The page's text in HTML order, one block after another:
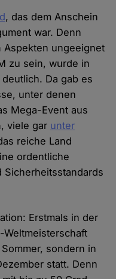
, das dem Anschein
war. Denn
Aspekten ungeeignet
zu sein, wurde in
Da gab es
unter denen
Mega-Event aus
viele gar unter
reiche Land
ordentliche
Sicherheitsstandards
Erstmals in der
sondern in
statt. Denn